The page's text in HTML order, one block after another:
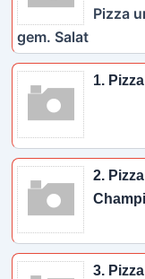
Pizza
gem. Salat
1.
2.
3.